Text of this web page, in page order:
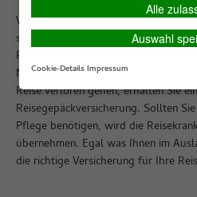
Wenn Sie in naher Zukunft einen
sollten Sie gegen alle Widrigkeiten
Reiseversicherung haben Sie zu
Mittel bei der Hand. Sollte Ihnen
Reise verloren gehen, erhalten Sie
Reisegepäckversicherung. Sollten
Pflege benötigen, wird die
übernehmen. Egal was Ihnen im
die richtige Versicherung für Ihre
Alle
Auswahl
Cookie-DetailsImpressum